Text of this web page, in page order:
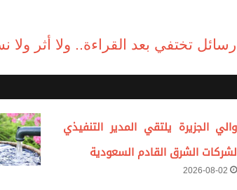
تختفي بعد القراءة.. ولا أثر
والي الجزيرة يلتقي المدير التنفيذي
لشركات الشرق القادم السعودية
2026-08-02